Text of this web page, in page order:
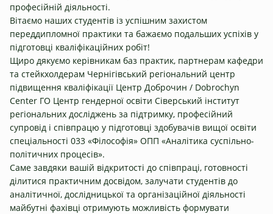
професійній діяльності.
Вітаємо наших студентів із успішним захистом
переддипломної практики та бажаємо подальших успіхів у
підготовці кваліфікаційних робіт!
Щиро дякуємо керівникам баз практик, партнерам кафедри
та стейкхолдерам Чернігівський регіональний центр
підвищення кваліфікації Центр Доброчин / Dobrochyn
Center ГО Центр гендерної освіти Сіверський інститут
регіональних досліджень за підтримку, професійний
супровід і співпрацю у підготовці здобувачів вищої освіти
спеціальності 033 «Філософія» ОПП «Аналітика суспільно-
політичних процесів».
Саме завдяки вашій відкритості до співпраці, готовності
ділитися практичним досвідом, залучати студентів до
аналітичної, дослідницької та організаційної діяльності
майбутні фахівці отримують можливість формувати